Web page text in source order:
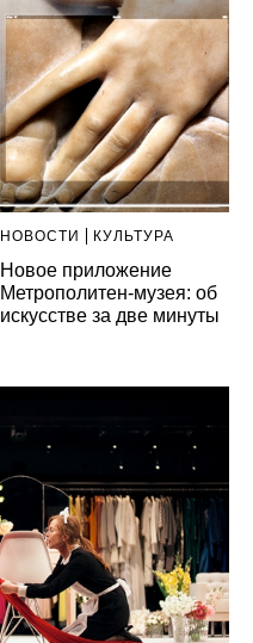
НОВОСТИ КУЛЬТУРА
Новое приложение
Метрополитен-музея: об
искусстве за две минуты